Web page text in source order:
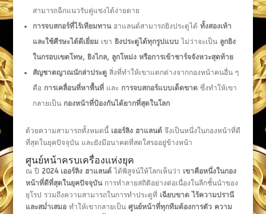
สามารถฉีกแนวรับคู่แข่งได้ง่ายดาย
การจบสกอร์ที่ไร้เทียมทานฮาแลนด์สามารถยิงประตูได้ ทั้งสองเท้า
และใช้ศีรษะได้ดีเยี่ยมเขา ยิงประตูได้ทุกรูปแบบไม่ว่าจะเป็น ลูกยิง
ในกรอบเขตโทษ, ยิงไกล, ลูกโหม่ง หรือการเข้าชาร์จจังหวะสุดท้าย
สัญชาตญาณนักล่าประตูสิ่งที่ทำให้เขาแตกต่างจากกองหน้าคนอื่น ๆ
คือ การเคลื่อนที่หาพื้นที่และ การจบสกอร์แบบเด็ดขาดซึ่งทำให้เขา
กลายเป็น กองหน้าที่ป้องกันได้ยากที่สุดในโลก
ด้วยความสามารถทั้งหมดนี้ เออร์ลิง ฮาแลนด์จึงเป็นหนึ่งในกองหน้าที่ดี
ที่สุดในยุคปัจจุบัน และยังมีอนาคตที่สดใสรออยู่ข้างหน้า
ศูนย์หน้าครบเครื่องแห่งยุค
ณ ปี 2024 เออร์ลิง ฮาแลนด์ได้พิสูจน์ให้โลกเห็นว่า เขาคือหนึ่งในกอง
หน้าที่ดีที่สุดในยุคปัจจุบันการทำลายสถิติอย่างต่อเนื่องในลีกชั้นนำของ
ยุโรป รวมถึงความสามารถในการทำประตูที่ เฉียบขาด ไร้ความปรานี
และสม่ำเสมอทำให้เขากลายเป็น ศูนย์หน้าที่ทุกทีมต้องการตัว ความ